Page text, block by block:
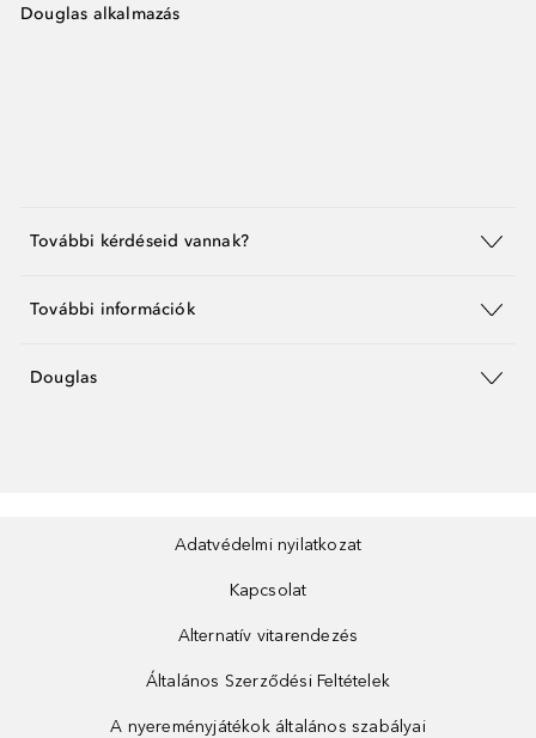
Douglas alkalmazás
További kérdéseid vannak?
További információk
Douglas
Adatvédelmi nyilatkozat
Kapcsolat
Alternatív vitarendezés
Általános Szerződési Feltételek
A nyereményjátékok általános szabályai